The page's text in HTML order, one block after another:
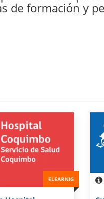
de formación y
ELEARNIG